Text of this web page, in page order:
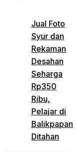
Jual Foto
Syur dan
Rekaman
Desahan
Seharga
Rp350
Ribu,
Pelajar di
Balikpapan
Ditahan